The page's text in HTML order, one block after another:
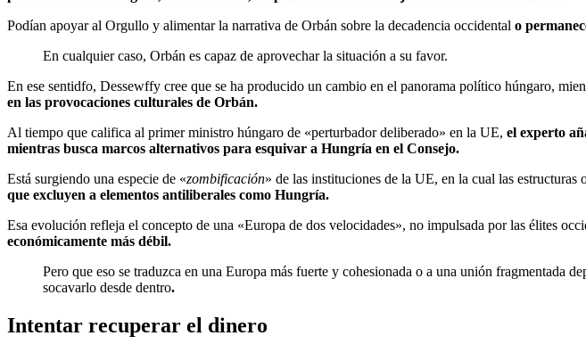
Podían apoyar al Orgullo y alimentar la narrativa de Orbán sobre la decadencia occidental o
En cualquier caso, Orbán es capaz de aprovechar la situación a su favor.
En ese sentidfo, Dessewffy cree que se ha producido un cambio en el panorama político húngaro,
en las provocaciones culturales de Orbán.
Al tiempo que califica al primer ministro húngaro de «perturbador deliberado» en la UE, el experto
mientras busca marcos alternativos para esquivar a Hungría en el Consejo.
Está surgiendo una especie de «zombificación» de las instituciones de la UE, en la cual las
que excluyen a elementos antiliberales como Hungría.
Esa evolución refleja el concepto de una «Europa de dos velocidades», no impulsada por las élites
económicamente más débil.
Pero que eso se traduzca en una Europa más fuerte y cohesionada o a una unión fragmentada
socavarlo desde dentro.
Intentar recuperar el dinero